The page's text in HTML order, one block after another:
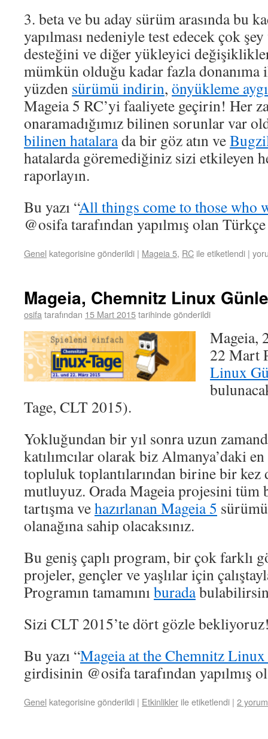
3. beta ve bu aday sürüm arasında bu
yapılması nedeniyle test edecek çok
desteğini ve diğer yükleyici
mümkün olduğu kadar fazla donanıma
yüzden sürümü indirin, önyükleme
Mageia 5 RC’yi faaliyete geçirin! Her
onaramadığımız bilinen sorunlar var
bilinen hatalarada bir göz atın ve
hatalarda göremediğiniz sizi etkileyen
raporlayın.
Bu yazı “All things come to those who
@osifa tarafından yapılmış olan
Genel kategorisine gönderildi | Mageia 5, RC ile etiketlendi |
Mageia, Chemnitz Linux
osifa tarafından 15 Mart 2015tarihinde gönderildi
Mageia,
22 Mart
Linux
Tage, CLT 2015).
Yokluğundan bir yıl sonra uzun
katılımcılar olarak biz Almanya’daki
topluluk toplantılarından birine bir kez
mutluyuz. Orada Mageia projesini tüm
tartışma vehazırlanan Mageia 5
olanağına sahip olacaksınız.
Bu geniş çaplı program, bir çok farklı
projeler, gençler ve yaşlılar için
Programın tamamınıburada
Sizi CLT 2015’te dört gözle
Bu yazı “Mageia at the Chemnitz
girdisinin @osifa tarafından yapılmış
Genel kategorisine gönderildi | Etkinlikler ile etiketlendi | 2 yorum